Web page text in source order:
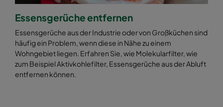
Essensgerüche entfernen
Essensgerüche aus der Industrie oder von Großküchen sind
häufig ein Problem, wenn diese in Nähe zu einem
Wohngebiet liegen. Erfahren Sie, wie Molekularfilter, wie
zum Beispiel Aktivkohlefilter, Essensgerüche aus der Abluft
entfernen können.